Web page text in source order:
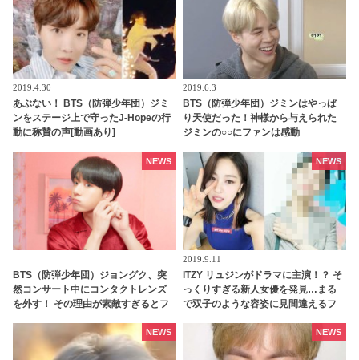
でも虜にする」
2019.4.30
あぶない！ BTS（防弾少年団）ジミ
ンをステージ上で守ったJ-Hopeの行
動に称賛の声[動画あり]
2019.6.3
BTS（防弾少年団）ジミンはやっぱ
り天使だった！神様から与えられた
ジミンの○○にファンは感動
BTS（防弾少年団）ジョングク、突
然コンサート中にコンタクトレンズ
を外す！ その理由が素敵すぎるとフ
NEWS
2019.9.11
ITZY リュジンがドラマに主演！？ そ
っくりすぎる新人女優を発見…まる
で双子のような容姿に見間違えるフ
NEWS
NEWS NEWS